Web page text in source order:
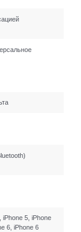
iPhone 5, iPhone
6, iPhone 6